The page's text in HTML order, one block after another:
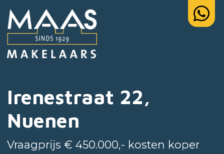
Irenestraat 22,
Nuenen
Vraagprijs € 450.000,- kosten koper